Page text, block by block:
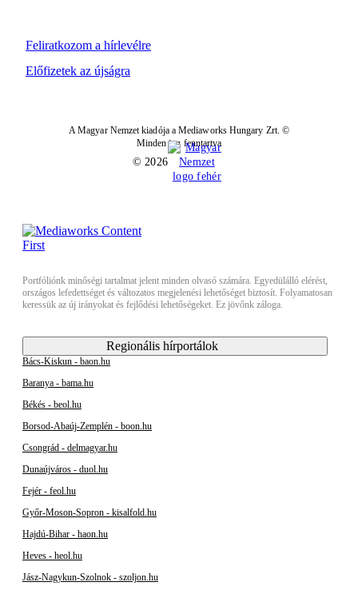
Feliratkozom a hírlevélre
Előfizetek az újságra
A Magyar Nemzet kiadója a Mediaworks Hungary Zrt. ©
Minden jog fenntartva
© 2026
Portfóliónk minőségi tartalmat jelent minden olvasó számára. Egyedülálló elérést,
országos lefedettséget és változatos megjelenési lehetőséget biztosít. Folyamatosan
keressük az új irányokat és fejlődési lehetőségeket. Ez jövőnk záloga.
Regionális hírportálok
Bács-Kiskun - baon.hu
Baranya - bama.hu
Békés - beol.hu
Borsod-Abaúj-Zemplén - boon.hu
Csongrád - delmagyar.hu
Dunaújváros - duol.hu
Fejér - feol.hu
Győr-Moson-Sopron - kisalfold.hu
Hajdú-Bihar - haon.hu
Heves - heol.hu
Jász-Nagykun-Szolnok - szoljon.hu